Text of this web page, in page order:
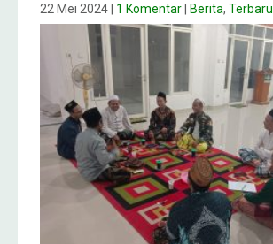
22 Mei 2024 1 Komentar Berita, Terbaru